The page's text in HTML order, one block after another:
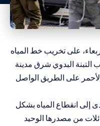
على تخريب خط المياه
التبنة البدوي شرق مدينة
على الطريق الواصل
إلى انقطاع المياه بشكل
من مصدرها الوحيد